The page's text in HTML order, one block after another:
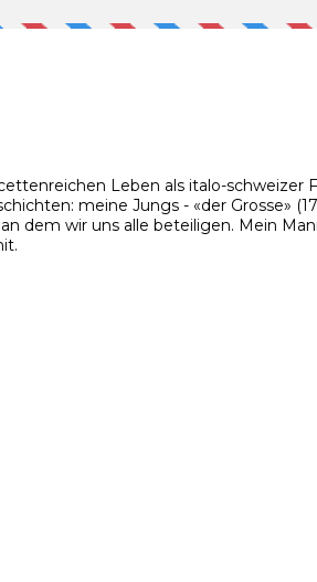
Leben als italo-schweizer
meine Jungs - «der Grosse»
dem wir uns alle beteiligen. Mein